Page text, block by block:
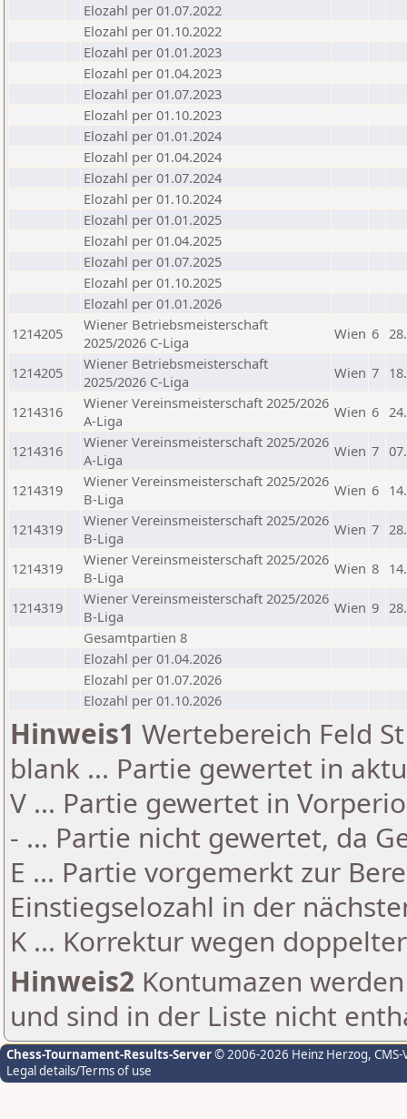
Elozahl per 01.07.2022
Elozahl per 01.10.2022
Elozahl per 01.01.2023
Elozahl per 01.04.2023
Elozahl per 01.07.2023
Elozahl per 01.10.2023
Elozahl per 01.01.2024
Elozahl per 01.04.2024
Elozahl per 01.07.2024
Elozahl per 01.10.2024
Elozahl per 01.01.2025
Elozahl per 01.04.2025
Elozahl per 01.07.2025
Elozahl per 01.10.2025
Elozahl per 01.01.2026
1214205
Wiener Betriebsmeisterschaft
2025/2026 C-Liga
Wien 6
1214205
Wiener Betriebsmeisterschaft
2025/2026 C-Liga
Wien 7
1214316
Wiener Vereinsmeisterschaft 2025/2026
A-Liga
Wien 6
1214316
Wiener Vereinsmeisterschaft 2025/2026
A-Liga
Wien 7
1214319
Wiener Vereinsmeisterschaft 2025/2026
B-Liga
Wien 6
1214319
Wiener Vereinsmeisterschaft 2025/2026
B-Liga
Wien 7
1214319
Wiener Vereinsmeisterschaft 2025/2026
B-Liga
Wien 8
1214319
Wiener Vereinsmeisterschaft 2025/2026
B-Liga
Wien 9
Gesamtpartien 8
Elozahl per 01.04.2026
Elozahl per 01.07.2026
Elozahl per 01.10.2026
Hinweis1 Wertebereich Feld
blank ... Partie gewertet in
V ... Partie gewertet in
- ... Partie nicht gewertet, da
E ... Partie vorgemerkt zur
Einstiegselozahl in der
K ... Korrektur wegen
Hinweis2 Kontumazen
und sind in der Liste nicht
Chess-Tournament-Results-Server© 2006-2026 Heinz Herzog,
Legal details/Terms of use